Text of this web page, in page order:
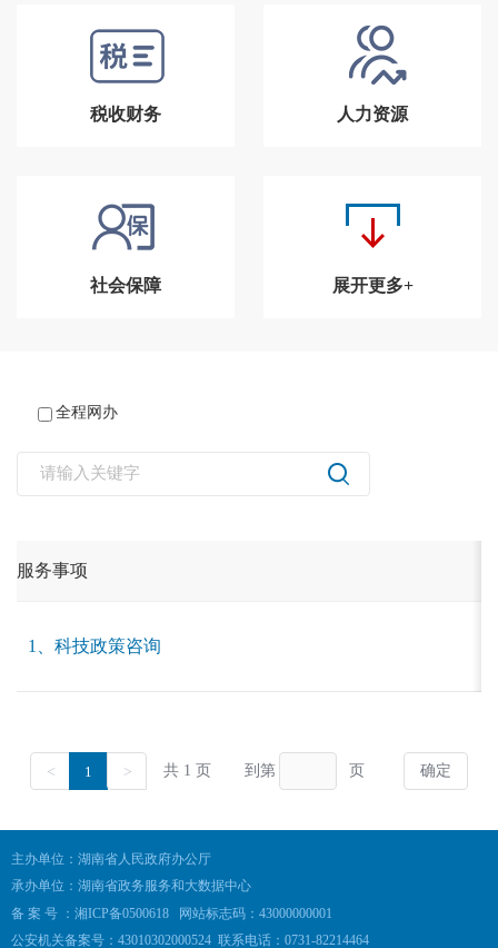
税收财务 人力资源
社会保障 展开更多+
全程网办
主办单位：湖南省人民政府办公厅
承办单位：湖南省政务服务和大数据中心
备 案 号 ：湘ICP备0500618 网站标志码：43000000001
公安机关备案号：43010302000524 联系电话：0731-82214464